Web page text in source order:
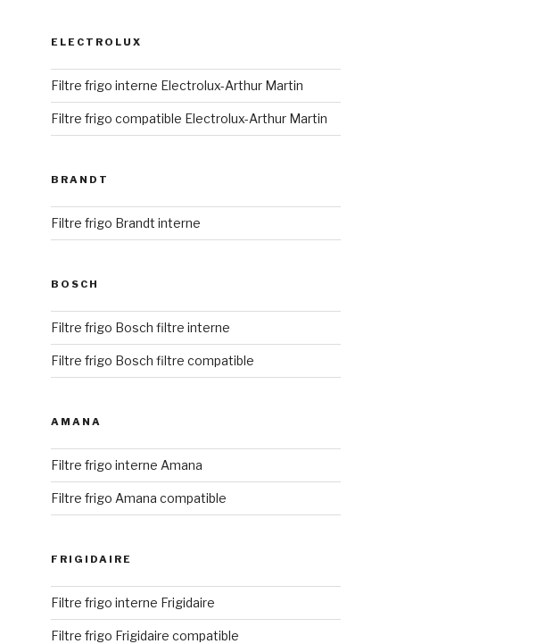
ELECTROLUX
Filtre frigo interne Electrolux-Arthur Martin
Filtre frigo compatible Electrolux-Arthur Martin
BRANDT
Filtre frigo Brandt interne
BOSCH
Filtre frigo Bosch filtre interne
Filtre frigo Bosch filtre compatible
AMANA
Filtre frigo interne Amana
Filtre frigo Amana compatible
FRIGIDAIRE
Filtre frigo interne Frigidaire
Filtre frigo Frigidaire compatible